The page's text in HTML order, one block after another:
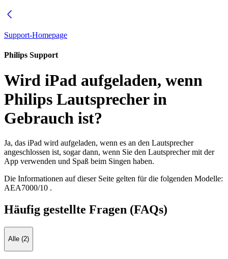
Support-Homepage
Philips Support
Wird iPad aufgeladen, wenn
Philips Lautsprecher in
Gebrauch ist?
Ja, das iPad wird aufgeladen, wenn es an den Lautsprecher
angeschlossen ist, sogar dann, wenn Sie den Lautsprecher mit der
App verwenden und Spaß beim Singen haben.
Die Informationen auf dieser Seite gelten für die folgenden Modelle:
AEA7000/10 .
Häufig gestellte Fragen (FAQs)
Alle (2)